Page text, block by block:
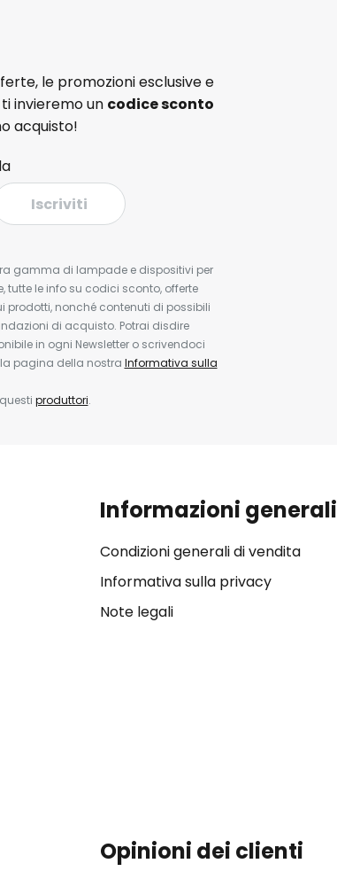
le promozioni esclusive e
invieremo un codice sconto
acquisto!
Iscriviti
gamma di lampade e dispositivi per
tutte le info su codici sconto, offerte
prodotti, nonché contenuti di possibili
di acquisto. Potrai disdire
in ogni Newsletter o scrivendoci
pagina della nostra Informativa sulla
produttori.
Informazioni generali
Condizioni generali di vendita
Informativa sulla privacy
Note legali
Opinioni dei clienti